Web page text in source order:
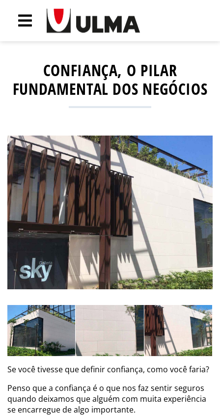
CONFIANÇA, O PILAR
FUNDAMENTAL DOS NEGÓCIOS
Se você tivesse que definir confiança, como você faria?
Penso que a confiança é o que nos faz sentir seguros
quando deixamos que alguém com muita experiência
se encarregue de algo importante.